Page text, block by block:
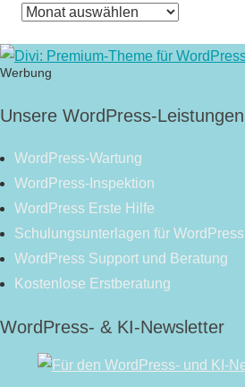
Das
Werbung
Unsere WordPress-Leistungen
WordPress-Wartung
WordPress-Inspektion
WordPress Erste Hilfe
Schulungsunterlagen für WordPress
WordPress Support und Beratung
Kostenlose Erstberatung
WordPress- & KI-Newsletter